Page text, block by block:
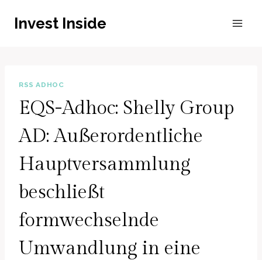
InhaltInvest Inside
RSS ADHOC
EQS-Adhoc: Shelly Group
AD: Außerordentliche
Hauptversammlung
beschließt
formwechselnde
Umwandlung in eine